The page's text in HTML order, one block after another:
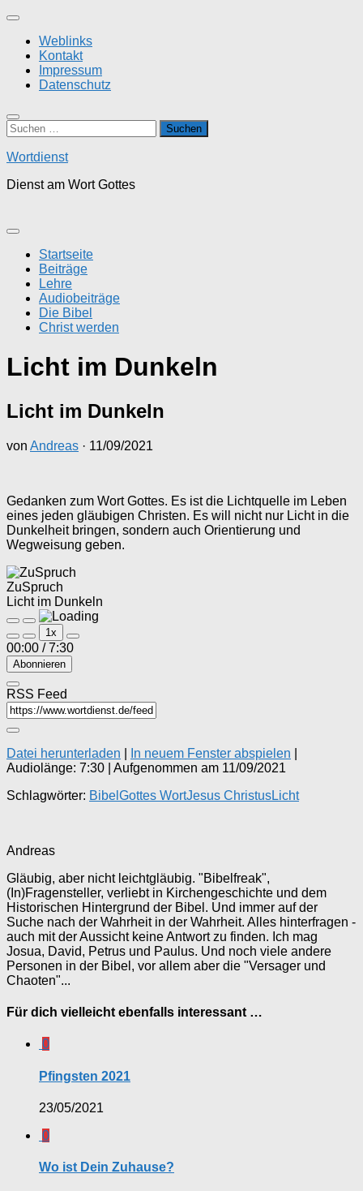
Zum
springenWeblinks
Kontakt
Impressum
Datenschutz
Suchen
nach:
Wortdienst
Dienst am Wort Gottes
Startseite
Beiträge
Lehre
Audiobeiträge
Die Bibel
Christ werden
Licht im Dunkeln
Licht im Dunkeln
von Andreas · 11/09/2021
Gedanken zum Wort Gottes. Es ist die Lichtquelle im Leben
eines jeden gläubigen Christen. Es will nicht nur Licht in die
Dunkelheit bringen, sondern auch Orientierung und
Wegweisung geben.
ZuSpruch
Licht im Dunkeln
Play
Episode
Pause
Episode
1x
00:00 / 7:30
Abonnieren
RSS Feed
Datei herunterladen In neuem Fenster abspielen
Audiolänge: 7:30
Aufgenommen am 11/09/2021
Schlagwörter: Bibel Gottes WortJesus ChristusLicht
Andreas
Gläubig, aber nicht leichtgläubig. "Bibelfreak",
(In)Fragensteller, verliebt in Kirchengeschichte und dem
Historischen Hintergrund der Bibel. Und immer auf der
Suche nach der Wahrheit in der Wahrheit. Alles hinterfragen -
auch mit der Aussicht keine Antwort zu finden. Ich mag
Josua, David, Petrus und Paulus. Und noch viele andere
Personen in der Bibel, vor allem aber die "Versager und
Chaoten"...
Für dich vielleicht ebenfalls interessant …
0
Pfingsten 2021
23/05/2021
0
Wo ist Dein Zuhause?